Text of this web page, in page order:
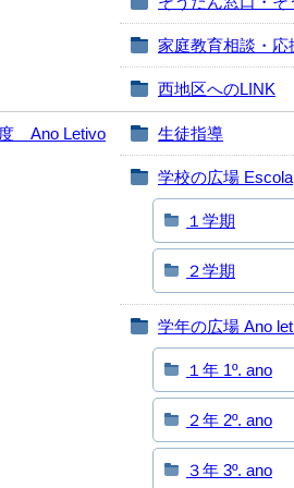
家庭教育相談・応
西地区へのLINK
Ano Letivo
生徒指導
学校の広場 Escola
１学期
２学期
学年の広場 Ano
１年 1º. ano
２年 2º. ano
３年 3º. ano